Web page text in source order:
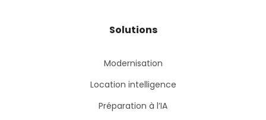
Solutions
Modernisation
Location intelligence
Préparation à l’IA